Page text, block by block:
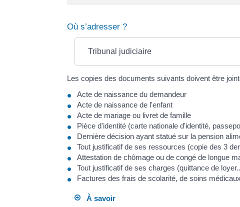
Où s’adresser ?
Tribunal judiciaire
Les copies des documents suivants doivent être
Acte de naissance du demandeur
Acte de naissance de l'enfant
Acte de mariage ou livret de famille
Pièce d'identité (carte nationale d'identité,
Dernière décision ayant statué sur la pension
Tout justificatif de ses ressources (copie des 3
Attestation de chômage ou de congé de longue
Tout justificatif de ses charges (quittance de
Factures des frais de scolarité, de soins
À savoir